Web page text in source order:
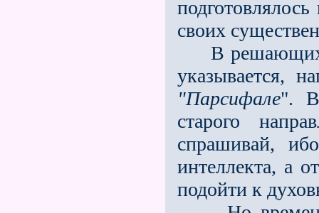
своих
В решающих
указывается,
"Парсифале". В
старого
спрашивай,
интеллекта, а
подойти к